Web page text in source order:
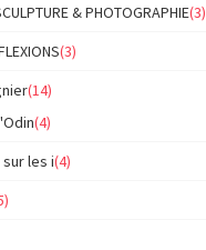
& PHOTOGRAPHIE(3)
(3)
(14)
(4)
les i(4)